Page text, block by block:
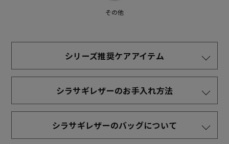
その他
シリーズ推奨ケアアイテム
シラサギレザーのお手入れ方法
シラサギレザーのバッグについて